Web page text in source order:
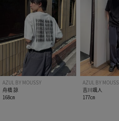
[注意事項]
※画像の商品はサンプルです。
異なる場合があります。
※画像の商品は光の照射や角度、
り、実物と色味が異なる場合がご
※着用、お取り扱いの際は、ア
い。
AZUL BY MOUSSY
舟橋 諒
168㎝
AZUL BY
吉川颯人
177㎝